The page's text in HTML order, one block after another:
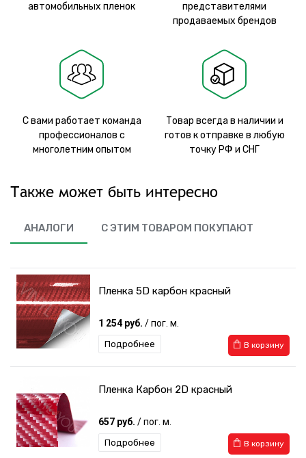
автомобильных пленок
представителями
продаваемых брендов
С вами работает команда
профессионалов с
многолетним опытом
Товар всегда в наличии и
готов к отправке в любую
точку РФ и СНГ
Также может быть интересно
АНАЛОГИ С ЭТИМ ТОВАРОМ ПОКУПАЮТ
Пленка 5D карбон красный
1 254 руб. / пог. м.
В корзину
Подробнее
Пленка Карбон 2D красный
657 руб. / пог. м.
В корзину
Подробнее